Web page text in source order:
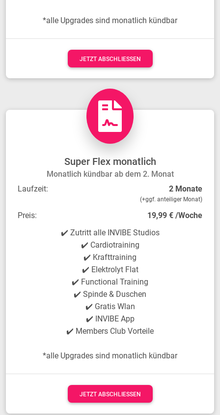
*alle Upgrades sind monatlich kündbar
JETZT ABSCHLIESSEN
Super Flex monatlich
Monatlich kündbar ab dem 2. Monat
Laufzeit:
2 Monate
(+ggf. anteiliger Monat)
Preis:
19,99 € /Woche
✔️ Zutritt alle INVIBE Studios
✔️ Cardiotraining
✔️ Krafttraining
✔️ Elektrolyt Flat
✔️ Functional Training
✔️ Spinde & Duschen
✔️ Gratis Wlan
✔️ INVIBE App
✔️ Members Club Vorteile
*alle Upgrades sind monatlich kündbar
JETZT ABSCHLIESSEN